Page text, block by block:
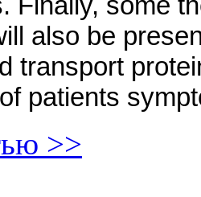
also be
transport
patients
>>